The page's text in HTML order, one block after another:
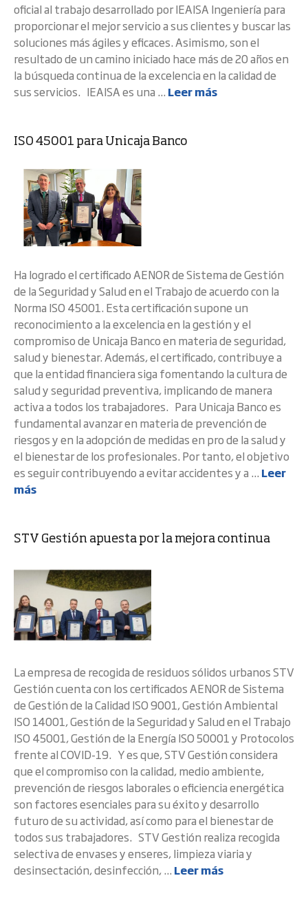
oficial al trabajo desarrollado por IEAISA Ingeniería para
proporcionar el mejor servicio a sus clientes y buscar las
soluciones más ágiles y eficaces. Asimismo, son el
resultado de un camino iniciado hace más de 20 años en
la búsqueda continua de la excelencia en la calidad de
sus servicios. IEAISA es una ... Leer más
ISO 45001 para Unicaja Banco
Ha logrado el certificado AENOR de Sistema de Gestión
de la Seguridad y Salud en el Trabajo de acuerdo con la
Norma ISO 45001. Esta certificación supone un
reconocimiento a la excelencia en la gestión y el
compromiso de Unicaja Banco en materia de seguridad,
salud y bienestar. Además, el certificado, contribuye a
que la entidad financiera siga fomentando la cultura de
salud y seguridad preventiva, implicando de manera
activa a todos los trabajadores. Para Unicaja Banco es
fundamental avanzar en materia de prevención de
riesgos y en la adopción de medidas en pro de la salud y
el bienestar de los profesionales. Por tanto, el objetivo
es seguir contribuyendo a evitar accidentes y a ... Leer
más
STV Gestión apuesta por la mejora continua
La empresa de recogida de residuos sólidos urbanos STV
Gestión cuenta con los certificados AENOR de Sistema
de Gestión de la Calidad ISO 9001, Gestión Ambiental
ISO 14001, Gestión de la Seguridad y Salud en el Trabajo
ISO 45001, Gestión de la Energía ISO 50001 y Protocolos
frente al COVID-19. Y es que, STV Gestión considera
que el compromiso con la calidad, medio ambiente,
prevención de riesgos laborales o eficiencia energética
son factores esenciales para su éxito y desarrollo
futuro de su actividad, así como para el bienestar de
todos sus trabajadores. STV Gestión realiza recogida
selectiva de envases y enseres, limpieza viaria y
desinsectación, desinfección, ... Leer más